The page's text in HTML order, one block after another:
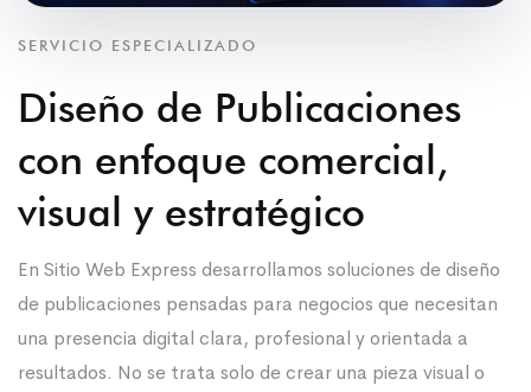
SERVICIO ESPECIALIZADO
Diseño de Publicaciones
con enfoque comercial,
visual y estratégico
En Sitio Web Express desarrollamos soluciones de diseño
de publicaciones pensadas para negocios que necesitan
una presencia digital clara, profesional y orientada a
resultados. No se trata solo de crear una pieza visual o